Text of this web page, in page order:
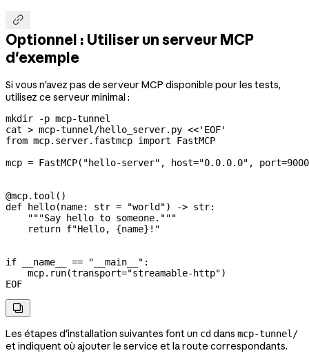

Optionnel : Utiliser un serveur MCP
d'exemple
Si vous n'avez pas de serveur MCP disponible pour les tests,
utilisez ce serveur minimal :
mkdir -p mcp-tunnel
cat > mcp-tunnel/hello_server.py <<'EOF'
from mcp.server.fastmcp import FastMCP
mcp = FastMCP("hello-server", host="0.0.0.0",
@mcp.tool()
def hello(name: str = "world") -> str:
    """Say hello to someone."""
    return f"Hello, {name}!"
if __name__ == "__main__":
    mcp.run(transport="streamable-http")
EOF

Les étapes d'installation suivantes font un cddans mcp-tunnel/
et indiquent où ajouter le service et la route correspondants.